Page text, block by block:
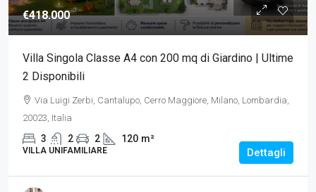
€418.000
Villa Singola Classe A4 con 200 mq di Giardino | Ultime
2 Disponibili
Via Luigi Zerbi, Cantalupo, Cerro Maggiore, Milano, Lombardia,
20023, Italia
3 2 2 120 m²
VILLA UNIFAMILIARE Dettagli